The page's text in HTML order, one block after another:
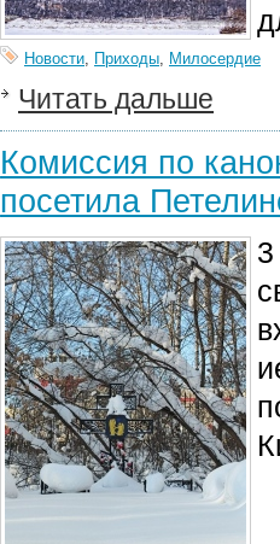
Новости, Приходы, Милосердие
Читать дальше
Комиссия по
посетила